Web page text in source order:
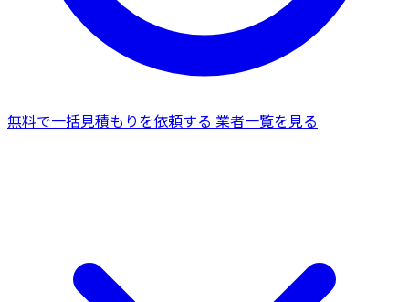
無料で一括見積もりを依頼する 業者一覧を見る